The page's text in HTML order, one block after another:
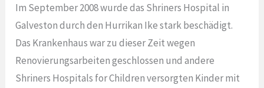
Im September 2008 wurde das Shriners Hospital in
Galveston durch den Hurrikan Ike stark beschädigt.
Das Krankenhaus war zu dieser Zeit wegen
Renovierungsarbeiten geschlossen und andere
Shriners Hospitals for Children versorgten Kinder mit